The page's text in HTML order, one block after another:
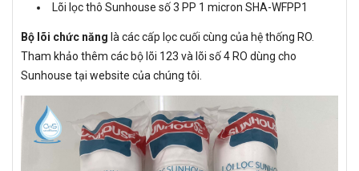
Lõi lọc thô Sunhouse số 3 PP 1 micron SHA-WFPP1
Bộ lõi chức năng là các cấp lọc cuối cùng của hệ thống RO.
Tham khảo thêm các bộ lõi 123 và lõi số 4 RO dùng cho
Sunhouse tại website của chúng tôi.